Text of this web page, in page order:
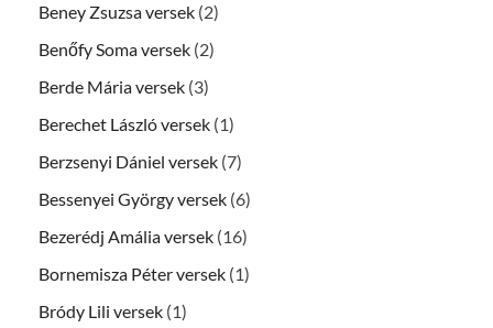
Beney Zsuzsa versek (2)
Benőfy Soma versek (2)
Berde Mária versek (3)
Berechet László versek (1)
Berzsenyi Dániel versek (7)
Bessenyei György versek (6)
Bezerédj Amália versek (16)
Bornemisza Péter versek (1)
Bródy Lili versek (1)